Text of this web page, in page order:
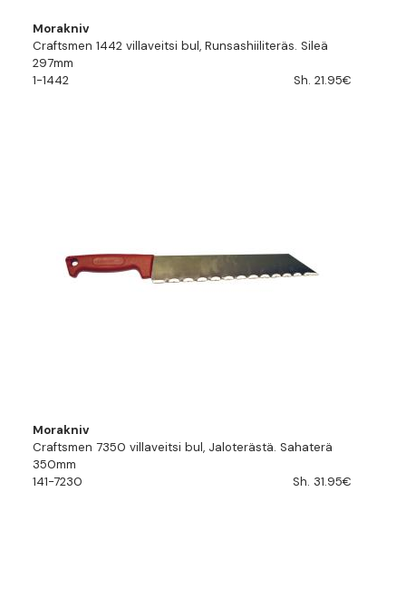
Morakniv
Craftsmen 1442 villaveitsi bul, Runsashiiliteräs. Sileä
297mm
1-1442
Sh. 21.95€
Morakniv
Craftsmen 7350 villaveitsi bul, Jaloterästä. Sahaterä
350mm
141-7230
Sh. 31.95€